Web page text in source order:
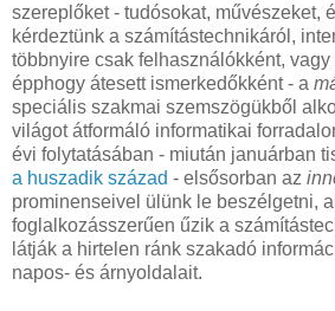
szereplőket - tudósokat, művészeket,
kérdeztünk a számítástechnikáról,
többnyire csak felhasználókként, vagy
épphogy átesett ismerkedőkként - a
speciális szakmai szemszögükből
világot átformáló informatikai
évi folytatásában - miután januárban
a huszadik század - elsősorban az
prominenseivel ülünk le beszélgetni,
foglalkozásszerűen űzik a
látják a hirtelen ránk szakadó
napos- és árnyoldalait.